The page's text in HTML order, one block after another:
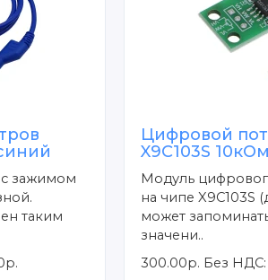
зажимом
таким
Цифровой
X9C103S 10кОм
Модуль
на чипе X9C103S
может
значени..
300.00р. Без